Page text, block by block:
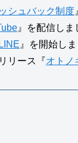
シュバック制度
』を配信しま
』を開始し
リース『オトノ